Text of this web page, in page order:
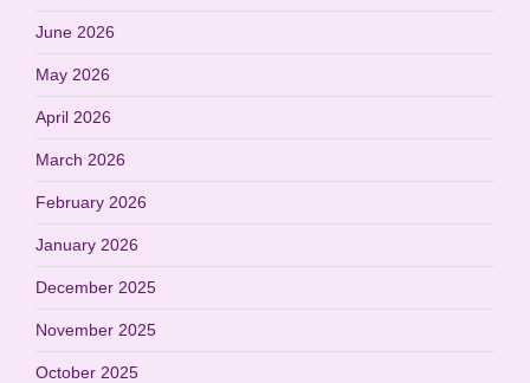
June 2026
May 2026
April 2026
March 2026
February 2026
January 2026
December 2025
November 2025
October 2025